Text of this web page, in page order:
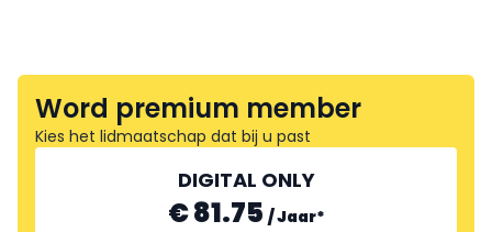
Word premium member
Kies het lidmaatschap dat bij u past
DIGITAL ONLY
€ 81.75 /Jaar*